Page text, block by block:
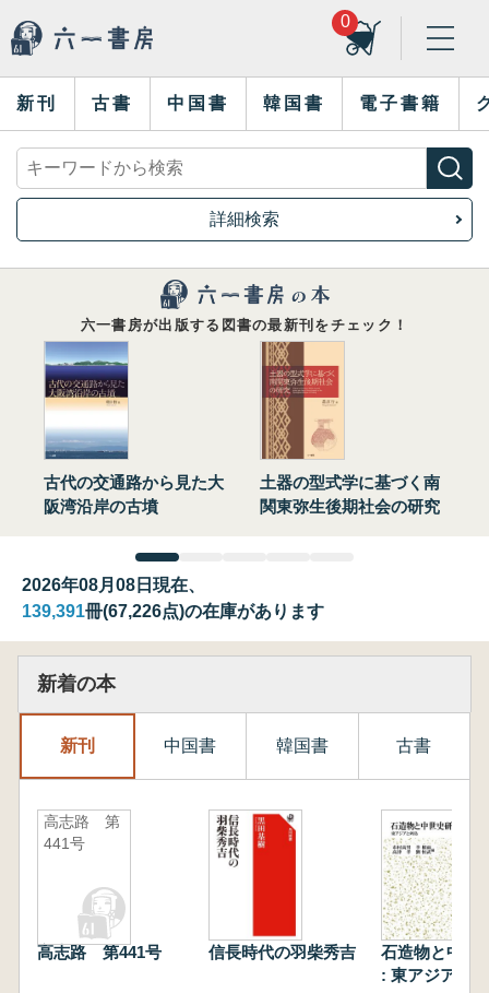
0
新刊 古書 中国書 韓国書 電子書籍
詳細検索
六一書房が出版する図書の最新刊をチェック！
古代の交通路から見た大
阪湾沿岸の古墳
土器の型式学に基づく南
関東弥生後期社会の研究
2026年08月08日現在、
139,391冊(67,226点)の在庫があります
新着の本
新刊 中国書 韓国書 古書
高志路 第
441号
高志路 第441号 信長時代の羽柴秀吉
石造物と中世
: 東アジアと